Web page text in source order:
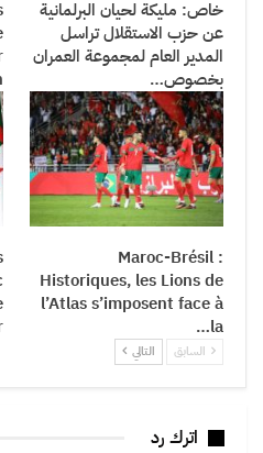
خاص: مليكة لحيان البرلمانية
عن حزب الاستقلال تراسل
المدير العام لمجموعة العمران
بخصوص…
Maroc-Brésil :
Historiques, les Lions de
l’Atlas s’imposent face à
la…
السابق التالي
اترك رد